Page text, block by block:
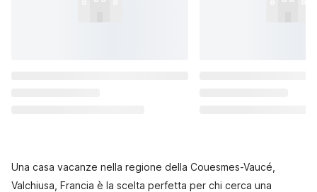
Una casa vacanze nella regione della Couesmes-Vaucé,
Valchiusa, Francia è la scelta perfetta per chi cerca una